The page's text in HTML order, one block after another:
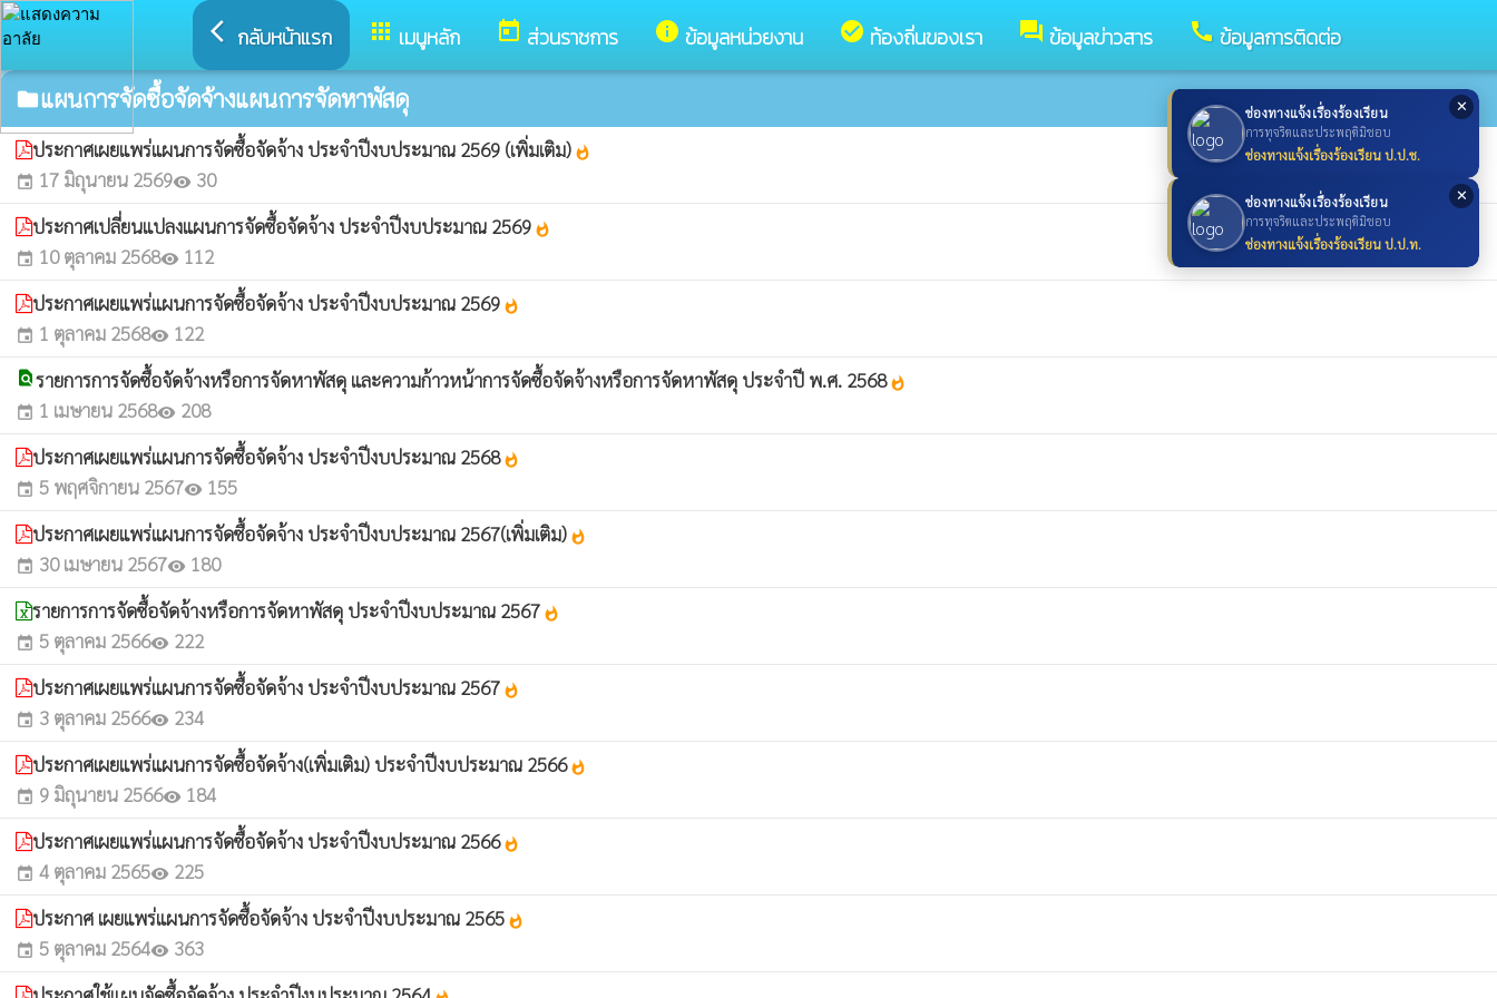
✕
ช่องทางแจ้งเรื่องร้องเรียน
การทุจริตและประพฤติมิชอบ
ช่องทางแจ้งเรื่องร้องเรียน ป.ป.ช.
✕
ช่องทางแจ้งเรื่องร้องเรียน
การทุจริตและประพฤติมิชอบ
ช่องทางแจ้งเรื่องร้องเรียน ป.ป.ท.
arrow_back_ios กลับหน้าแรก apps เมนูหลัก today ส่วนราชการ info ข้อมูลหน่วยงาน check_circle ท้องถิ่นของเรา forum ข้อมูลข่าวสาร call ข้อมูลการติดต่อ
folderแผนการจัดซื้อจัดจ้างแผนการจัดหาพัสดุ
ประกาศเผยแพร่แผนการจัดซื้อจัดจ้าง ประจำปีงบประมาณ 2569 (เพิ่มเติม) whatshot
event 17 มิถุนายน 2569visibility 30
ประกาศเปลี่ยนแปลงแผนการจัดซื้อจัดจ้าง ประจำปีงบประมาณ 2569 whatshot
event 10 ตุลาคม 2568visibility 112
ประกาศเผยแพร่แผนการจัดซื้อจัดจ้าง ประจำปีงบประมาณ 2569 whatshot
event 1 ตุลาคม 2568visibility 122
find_in_pageรายการการจัดซื้อจัดจ้างหรือการจัดหาพัสดุ และความก้าวหน้าการจัดซื้อจัดจ้างหรือการจัดหาพัสดุ ประจำปี พ.ศ. 2568whatshot
event 1 เมษายน 2568visibility 208
ประกาศเผยแพร่แผนการจัดซื้อจัดจ้าง ประจำปีงบประมาณ 2568whatshot
event 5 พฤศจิกายน 2567visibility 155
ประกาศเผยแพร่แผนการจัดซื้อจัดจ้าง ประจำปีงบประมาณ 2567(เพิ่มเติม) whatshot
event 30 เมษายน 2567visibility 180
รายการการจัดซื้อจัดจ้างหรือการจัดหาพัสดุ ประจำปีงบประมาณ 2567 whatshot
event 5 ตุลาคม 2566visibility 222
ประกาศเผยแพร่แผนการจัดซื้อจัดจ้าง ประจำปีงบประมาณ 2567 whatshot
event 3 ตุลาคม 2566visibility 234
ประกาศเผยแพร่แผนการจัดซื้อจัดจ้าง(เพิ่มเติม) ประจำปีงบประมาณ 2566whatshot
event 9 มิถุนายน 2566visibility 184
ประกาศเผยแพร่แผนการจัดซื้อจัดจ้าง ประจำปีงบประมาณ 2566whatshot
event 4 ตุลาคม 2565visibility 225
ประกาศ เผยแพร่แผนการจัดซื้อจัดจ้าง ประจำปีงบประมาณ 2565 whatshot
event 5 ตุลาคม 2564visibility 363